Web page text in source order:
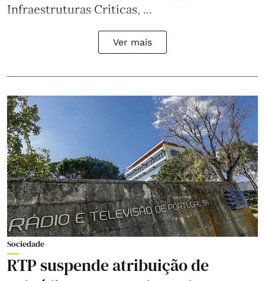
Infraestruturas Críticas, ...
Ver mais
Sociedade
RTP suspende atribuição de